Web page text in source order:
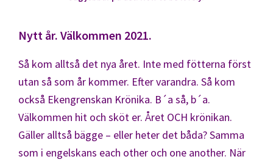
Nytt år. Välkommen 2021.
Så kom alltså det nya året. Inte med fötterna först
utan så som år kommer. Efter varandra. Så kom
också Ekengrenskan Krönika. B´a så, b´a.
Välkommen hit och sköt er. Året OCH krönikan.
Gäller alltså bägge – eller heter det båda? Samma
som i engelskans each other och one another. När